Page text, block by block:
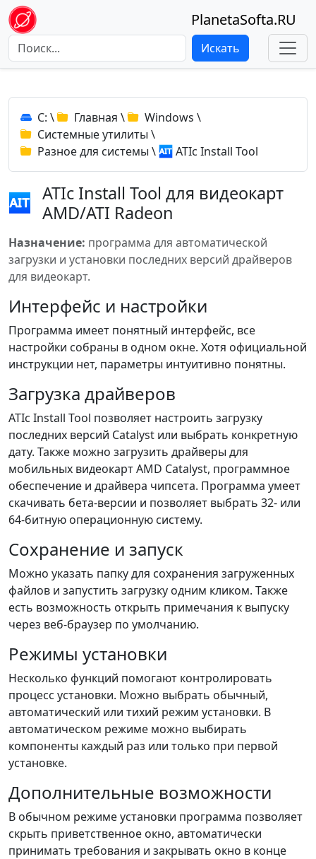
PlanetaSofta.RU
Искать
C: \ Главная \ Windows \
Системные утилиты \
Разное для системы \ ATIc Install Tool
ATIc Install Tool для видеокарт
AMD/ATI Radeon
Назначение: программа для автоматической
загрузки и установки последних версий драйверов
для видеокарт.
Интерфейс и настройки
Программа имеет понятный интерфейс, все
настройки собраны в одном окне. Хотя официальной
инструкции нет, параметры интуитивно понятны.
Загрузка драйверов
ATIc Install Tool позволяет настроить загрузку
последних версий Catalyst или выбрать конкретную
дату. Также можно загрузить драйверы для
мобильных видеокарт AMD Catalyst, программное
обеспечение и драйвера чипсета. Программа умеет
скачивать бета-версии и позволяет выбрать 32- или
64-битную операционную систему.
Сохранение и запуск
Можно указать папку для сохранения загруженных
файлов и запустить загрузку одним кликом. Также
есть возможность открыть примечания к выпуску
через веб-браузер по умолчанию.
Режимы установки
Несколько функций помогают контролировать
процесс установки. Можно выбрать обычный,
автоматический или тихий режим установки. В
автоматическом режиме можно выбирать
компоненты каждый раз или только при первой
установке.
Дополнительные возможности
В обычном режиме установки программа позволяет
скрыть приветственное окно, автоматически
принимать требования и закрывать окно в конце